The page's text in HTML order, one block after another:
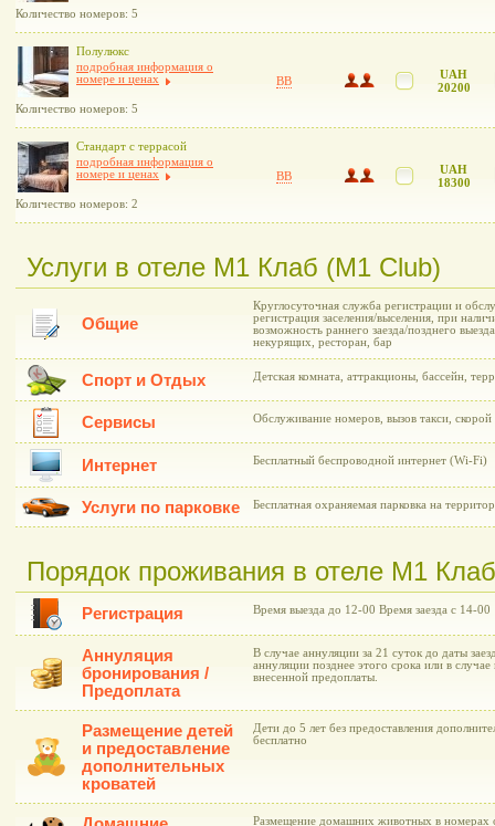
Количество номеров: 5
Полулюкс
подробная информация о
номере и ценах
Количество номеров: 5
BB
UAH
20200
Стандарт с террасой
подробная информация о
номере и ценах
Количество номеров: 2
BB
UAH
18300
Услуги в отеле М1 Клаб (M1 Club)
Общие
Круглосуточная служба регистрации и
регистрация заселения/выселения, при
возможность раннего заезда/позднего
некурящих, ресторан, бар
Спорт и Отдых Детская комната, аттракционы, бассейн,
Сервисы Обслуживание номеров, вызов такси,
Интернет Бесплатный беспроводной интернет (Wi-Fi)
Услуги по парковке Бесплатная охраняемая парковка на
Порядок проживания в отеле М1
Регистрация Время выезда до 12-00 Время заезда с 14-00
Аннуляция
бронирования /
Предоплата
В случае аннуляции за 21 суток до даты
аннуляции позднее этого срока или в случае
внесенной предоплаты.
Размещение детей
и предоставление
дополнительных
кроватей
Дети до 5 лет без предоставления
бесплатно
Размещение домашних животных в номерах